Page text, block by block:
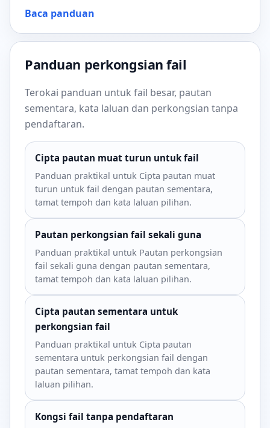
Baca panduan
Panduan perkongsian fail
Terokai panduan untuk fail besar, pautan
sementara, kata laluan dan perkongsian tanpa
pendaftaran.
Cipta pautan muat turun untuk fail
Panduan praktikal untuk Cipta pautan muat
turun untuk fail dengan pautan sementara,
tamat tempoh dan kata laluan pilihan.
Pautan perkongsian fail sekali guna
Panduan praktikal untuk Pautan perkongsian
fail sekali guna dengan pautan sementara,
tamat tempoh dan kata laluan pilihan.
Cipta pautan sementara untuk
perkongsian fail
Panduan praktikal untuk Cipta pautan
sementara untuk perkongsian fail dengan
pautan sementara, tamat tempoh dan kata
laluan pilihan.
Kongsi fail tanpa pendaftaran